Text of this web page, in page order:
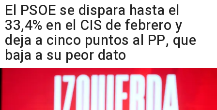
El PSOE se dispara hasta el
33,4% en el CIS de febrero y
deja a cinco puntos al PP, que
baja a su peor dato